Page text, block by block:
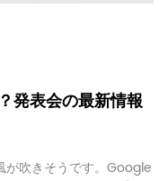
発表会の最新情報
が吹きそうです。Google